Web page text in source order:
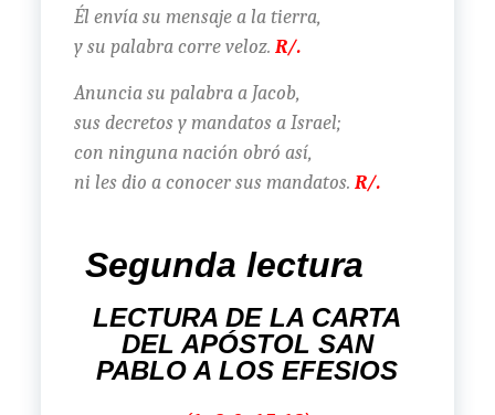
Él envía su mensaje a la tierra,
y su palabra corre veloz. R/.
Anuncia su palabra a Jacob,
sus decretos y mandatos a Israel;
con ninguna nación obró así,
ni les dio a conocer sus mandatos. R/.
Segunda lectura
LECTURA DE LA CARTA
DEL APÓSTOL SAN
PABLO A LOS EFESIOS